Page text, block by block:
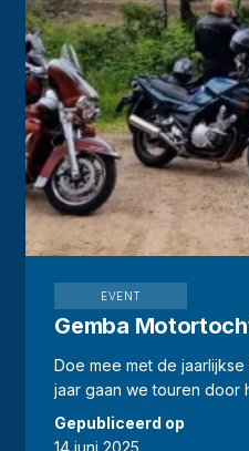
EVENT
Gemba
Doe mee met de
jaar gaan we touren door
Gepubliceerd op